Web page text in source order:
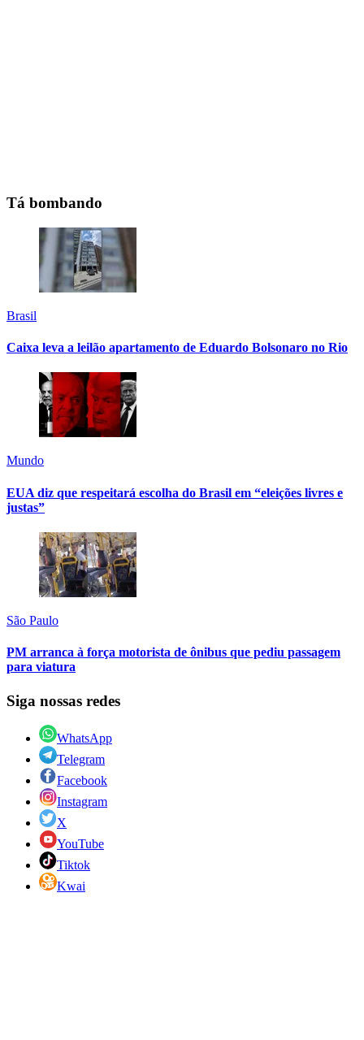
Tá bombando
Brasil
Caixa leva a leilão apartamento de Eduardo Bolsonaro no Rio
Mundo
EUA diz que respeitará escolha do Brasil em “eleições livres e
justas”
São Paulo
PM arranca à força motorista de ônibus que pediu passagem
para viatura
Siga nossas redes
WhatsApp
Telegram
Facebook
Instagram
X
YouTube
Tiktok
Kwai